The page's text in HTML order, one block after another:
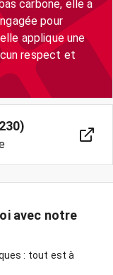
carbone, elle a
pour
applique une
respect et
avec notre
: tout est à